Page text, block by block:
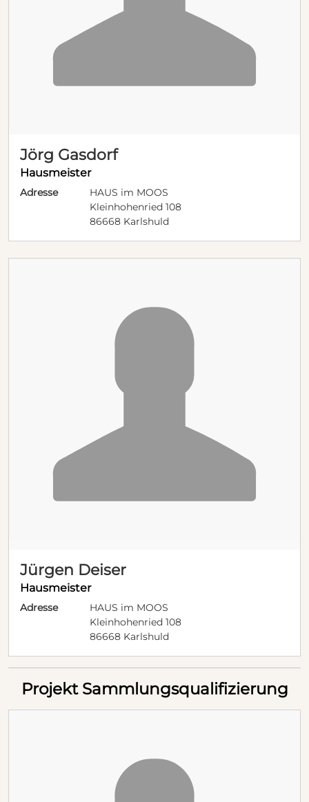
Jörg Gasdorf
Hausmeister
Adresse
HAUS im MOOS
Kleinhohenried 108
86668 Karlshuld
Jürgen Deiser
Hausmeister
Adresse
HAUS im MOOS
Kleinhohenried 108
86668 Karlshuld
Projekt Sammlungsqualifizierung